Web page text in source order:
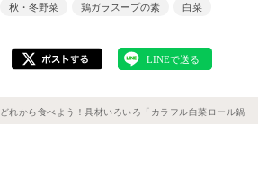
秋・冬野菜 鶏ガラスープの素 白菜
どれから食べよう！具材いろいろ「カラフル白菜ロール鍋」